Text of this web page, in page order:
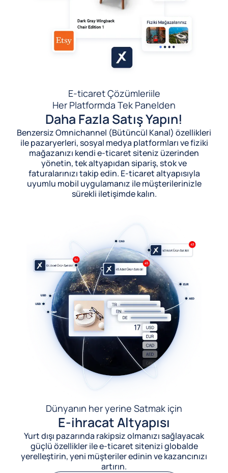
E-ticaret Çözümleriile
Her Platformda Tek Panelden
Daha Fazla Satış Yapın!
Benzersiz Omnichannel (Bütüncül Kanal) özellikleri
ile pazaryerleri, sosyal medya platformları ve fiziki
mağazanızı kendi e-ticaret siteniz üzerinden
yönetin, tek altyapıdan sipariş, stok ve
faturalarınızı takip edin. E-ticaret altyapısıyla
uyumlu mobil uygulamanız ile müşterilerinizle
sürekli iletişimde kalın.
Dünyanın her yerine Satmak için
E-ihracat Altyapısı
Yurt dışı pazarında rakipsiz olmanızı sağlayacak
güçlü özellikler ile e-ticaret sitenizi globalde
yerelleştirin, yeni müşteriler edinin ve kazancınızı
artırın.